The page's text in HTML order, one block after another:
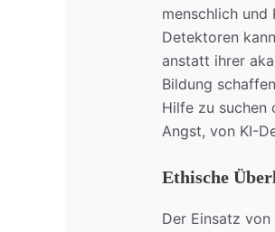
menschlich und
Detektoren
anstatt ihrer
Bildung
Hilfe zu suchen
Angst, von KI-
Ethische
Der Einsatz